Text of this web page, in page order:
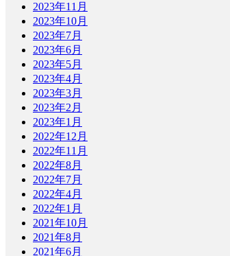
2023年11月
2023年10月
2023年7月
2023年6月
2023年5月
2023年4月
2023年3月
2023年2月
2023年1月
2022年12月
2022年11月
2022年8月
2022年7月
2022年4月
2022年1月
2021年10月
2021年8月
2021年6月